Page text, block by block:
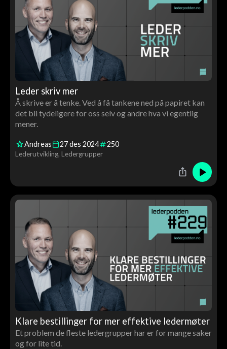
Leder skriv mer
Å skrive er å tenke. Ved å få tankene ned på papiret kan
det bli tydeligere for oss selv og andre hva vi egentlig
mener.
Andreas 27des 2024 250
Lederutvikling Ledergrupper
Klare bestillinger for mer effektive ledermøter
Et problem de fleste ledergrupper har er for mange saker
og for lite tid.